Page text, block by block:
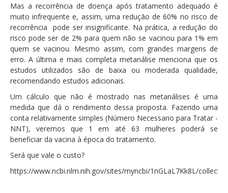
Mas a recorrência de doença após tratamento adequado é
muito infrequente e, assim, uma redução de 60% no risco de
recorrência pode ser insignificante. Na prática, a redução do
risco pode ser de 2% para quem não se vacinou para 1% em
quem se vacinou. Mesmo assim, com grandes margens de
erro. A última e mais completa metanálise menciona que os
estudos utilizados são de baixa ou moderada qualidade,
recomendando estudos adicionais.
Um cálculo que não é mostrado nas metanálises é uma
medida que dá o rendimento dessa proposta. Fazendo uma
conta relativamente simples (Número Necessario para Tratar -
NNT), veremos que 1 em até 63 mulheres poderá se
beneficiar da vacina à época do tratamento.
Será que vale o custo?
https://www.ncbi.nlm.nih.gov/sites/myncbi/1nGLaL7Kk8L/